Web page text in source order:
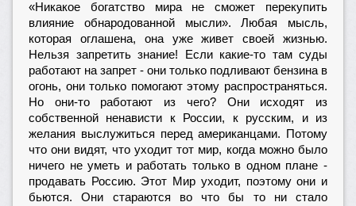
«Никакое богатство мира не сможет перекупить
влияние обнародованной мысли». Любая мысль,
которая оглашена, она уже живет своей жизнью.
Нельзя запретить знание! Если какие-то там суды
работают на запрет - они только подливают бензина в
огонь, они только помогают этому распространяться.
Но они-то работают из чего? Они исходят из
собственной ненависти к России, к русским, и из
желания выслужиться перед американцами. Потому
что они видят, что уходит тот мир, когда можно было
ничего не уметь и работать только в одном плане -
продавать Россию. Этот Мир уходит, поэтому они и
бьются. Они стараются во что бы то ни стало